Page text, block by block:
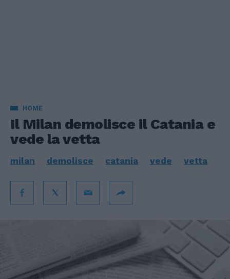
HOME
Il Milan demolisce il Catania e
vede la vetta
milan demolisce catania vede vetta